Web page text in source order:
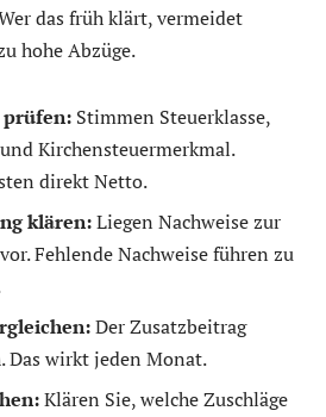
das früh klärt, vermeidet
hohe Abzüge.
prüfen: Stimmen Steuerklasse,
Kirchensteuermerkmal.
direkt Netto.
klären:Liegen Nachweise zur
Fehlende Nachweise führen zu
Der Zusatzbeitrag
Das wirkt jeden Monat.
Klären Sie, welche Zuschläge